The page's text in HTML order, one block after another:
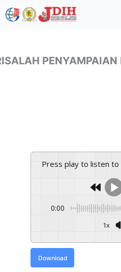
to
PENYAMPAIAN
Press play to listen
0:00
1x
Download